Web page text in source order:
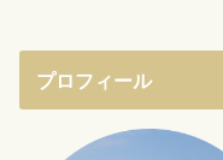
プロフィール